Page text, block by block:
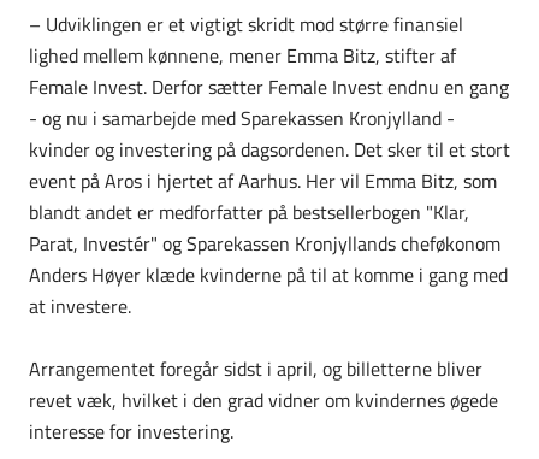
– Udviklingen er et vigtigt skridt mod større finansiel
lighed mellem kønnene, mener Emma Bitz, stifter af
Female Invest. Derfor sætter Female Invest endnu en gang
- og nu i samarbejde med Sparekassen Kronjylland -
kvinder og investering på dagsordenen. Det sker til et stort
event på Aros i hjertet af Aarhus. Her vil Emma Bitz, som
blandt andet er medforfatter på bestsellerbogen "Klar,
Parat, Investér" og Sparekassen Kronjyllands cheføkonom
Anders Høyer klæde kvinderne på til at komme i gang med
at investere.
Arrangementet foregår sidst i april, og billetterne bliver
revet væk, hvilket i den grad vidner om kvindernes øgede
interesse for investering.